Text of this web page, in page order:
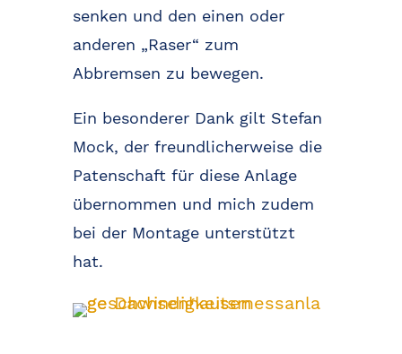
senken und den einen oder
anderen „Raser“ zum
Abbremsen zu bewegen.
Ein besonderer Dank gilt Stefan
Mock, der freundlicherweise die
Patenschaft für diese Anlage
übernommen und mich zudem
bei der Montage unterstützt
hat.